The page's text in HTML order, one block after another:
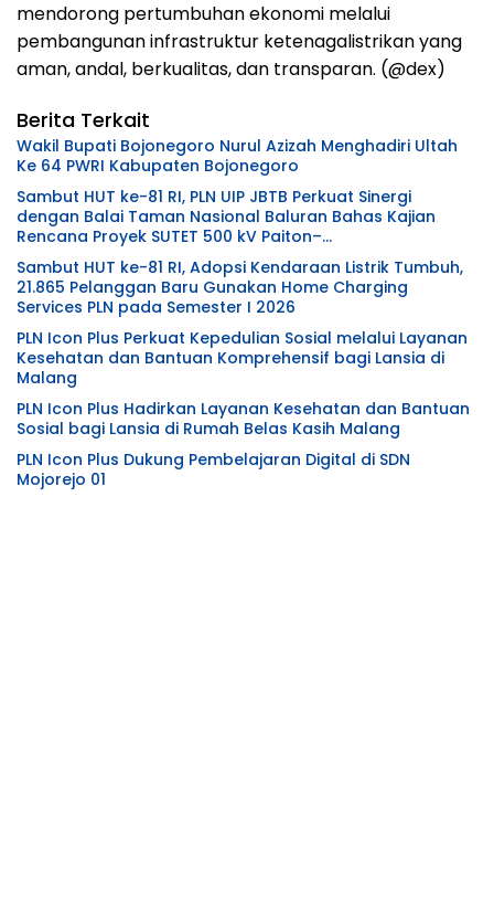
mendorong pertumbuhan ekonomi melalui
pembangunan infrastruktur ketenagalistrikan yang
aman, andal, berkualitas, dan transparan. (@dex)
Berita Terkait
Wakil Bupati Bojonegoro Nurul Azizah Menghadiri Ultah
Ke 64 PWRI Kabupaten Bojonegoro
Sambut HUT ke-81 RI, PLN UIP JBTB Perkuat Sinergi
dengan Balai Taman Nasional Baluran Bahas Kajian
Rencana Proyek SUTET 500 kV Paiton–
Watudodol/Kalipuro
Sambut HUT ke-81 RI, Adopsi Kendaraan Listrik Tumbuh,
21.865 Pelanggan Baru Gunakan Home Charging
Services PLN pada Semester I 2026
PLN Icon Plus Perkuat Kepedulian Sosial melalui Layanan
Kesehatan dan Bantuan Komprehensif bagi Lansia di
Malang
PLN Icon Plus Hadirkan Layanan Kesehatan dan Bantuan
Sosial bagi Lansia di Rumah Belas Kasih Malang
PLN Icon Plus Dukung Pembelajaran Digital di SDN
Mojorejo 01